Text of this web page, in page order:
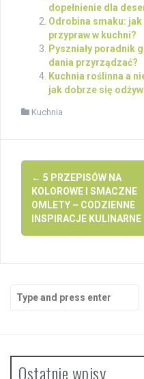
dopełnienie dla
Odrobina smaku:
przypraw w kuchni?
Pyszniały poradnik
dania przyrządzać?
Kuchnia roślinna a
jak dobrze się
Kuchnia
Post
navigation
← 5 PRZEPISÓW NA
KOLOROWE I SMACZNE
OMLETY – CODZIENNE
INSPIRACJE KULINARNE
for:
Ostatnie wpisy